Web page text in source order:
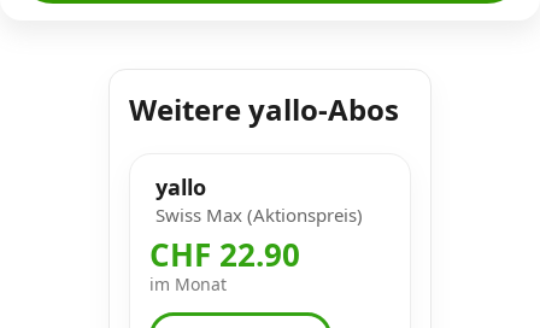
Weitere yallo-Abos
yallo
Swiss Max (Aktionspreis)
CHF 22.90
im Monat